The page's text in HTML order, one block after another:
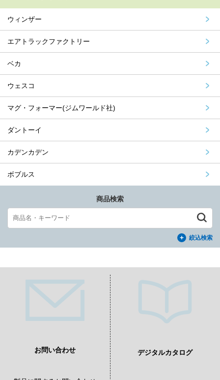
ウィンザー
エアトラックファクトリー
ベカ
ウェスコ
マグ・フォーマー(ジムワールド社)
ダントーイ
カデンカデン
ボブルス
商品検索
絞込検索
お問い合わせ デジタルカタログ